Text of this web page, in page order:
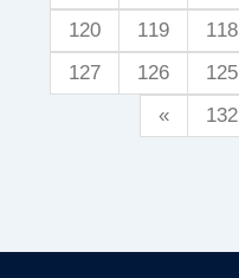
118
119
120
125
126
127
132
»